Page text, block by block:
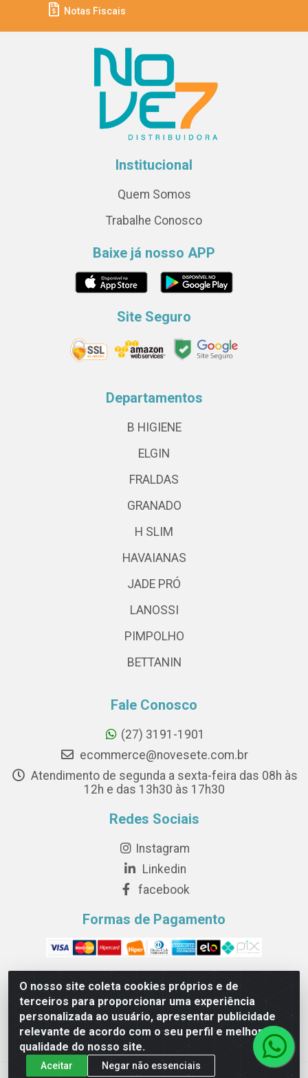
O nosso site coleta cookies próprios e de
terceiros para proporcionar uma experiência
personalizada ao usuário, apresentar publicidade
relevante de acordo com o seu perfil e melhorar a
qualidade do nosso site.
Aceitar Negar não essenciais
Notas Fiscais
Institucional
Quem Somos
Trabalhe Conosco
Baixe já nosso APP
Site Seguro
Departamentos
B HIGIENE
ELGIN
FRALDAS
GRANADO
H SLIM
HAVAIANAS
JADE PRÓ
LANOSSI
PIMPOLHO
BETTANIN
Fale Conosco
(27) 3191-1901
ecommerce@novesete.com.br
Atendimento de segunda a sexta-feira das 08h às
12h e das 13h30 às 17h30
Redes Sociais
Instagram
Linkedin
facebook
Formas de Pagamento
Novesete Distribuidora LTDA - Avenida Setecentos, S/N,
Terminal Intermodal da Serra, Serra/ES - CEP 29161-414 -
CNPJ 29.479.604/0001-44